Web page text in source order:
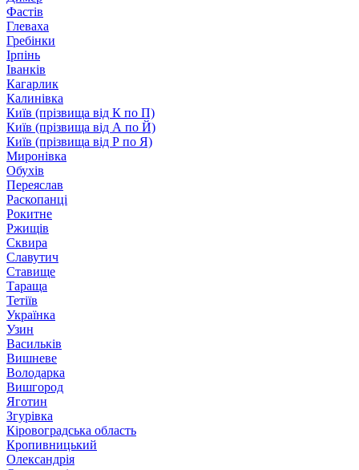
Фастів
Глеваха
Гребінки
Ірпінь
Іванків
Кагарлик
Калинівка
Київ (прізвища від К по П)
Київ (прізвища від А по Й)
Київ (прізвища від Р по Я)
Миронівка
Обухів
Переяслав
Раскопанці
Рокитне
Ржищів
Сквира
Славутич
Ставище
Тараща
Тетіїв
Українка
Узин
Васильків
Вишневе
Володарка
Вишгород
Яготин
Згурівка
Кіровоградська область
Кропивницький
Олександрія